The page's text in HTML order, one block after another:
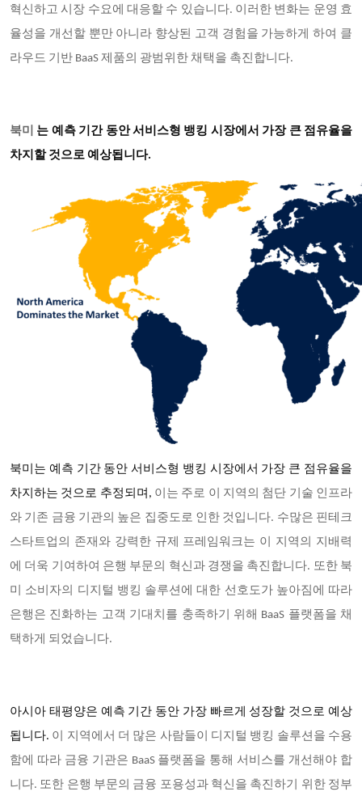
혁신하고 시장 수요에 대응할 수 있습니다. 이러한 변화는 운영 효
율성을 개선할 뿐만 아니라 향상된 고객 경험을 가능하게 하여 클
라우드 기반 BaaS 제품의 광범위한 채택을 촉진합니다.
북미 는 예측 기간 동안 서비스형 뱅킹 시장에서 가장 큰 점유율을
차지할 것으로 예상됩니다.
북미는 예측 기간 동안 서비스형 뱅킹 시장에서 가장 큰 점유율을
차지하는 것으로 추정되며, 이는 주로 이 지역의 첨단 기술 인프라
와 기존 금융 기관의 높은 집중도로 인한 것입니다. 수많은 핀테크
스타트업의 존재와 강력한 규제 프레임워크는 이 지역의 지배력
에 더욱 기여하여 은행 부문의 혁신과 경쟁을 촉진합니다. 또한 북
미 소비자의 디지털 뱅킹 솔루션에 대한 선호도가 높아짐에 따라
은행은 진화하는 고객 기대치를 충족하기 위해 BaaS 플랫폼을 채
택하게 되었습니다.
아시아 태평양은 예측 기간 동안 가장 빠르게 성장할 것으로 예상
됩니다. 이 지역에서 더 많은 사람들이 디지털 뱅킹 솔루션을 수용
함에 따라 금융 기관은 BaaS 플랫폼을 통해 서비스를 개선해야 합
니다. 또한 은행 부문의 금융 포용성과 혁신을 촉진하기 위한 정부